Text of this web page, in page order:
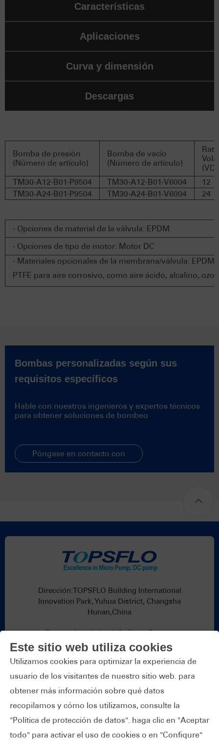
Características
Aplicaciones
Curva y dimensión
Descargas
Bomba de presión
(Número de artículo)
Bomba de vacío
(Número de artículo)
TM30-A12-B01-P9504
TM30-A12-B01-V6004
12
TM30-A24-B01-P9504
TM30-A24-B01-V6004 24
- Opciones de material de la válvula: EPDM
- Opciones de tipo de motor: Motor DC
- Materiales opcionales de la membrana/válvula: EPDM
PTFE para aire corrosivo, como aire ácido, alcalino,
Bombas personalizadas según sus
requisitos específicos
Hable con nuestros ingenieros y expertos técnicos
para obtener soluciones de bombeo
Póngase en contacto con
Dirección:TOPSFLO Building International
Innovation Park, Yuhua District, Changsha
Hunan,China
Correo electrónico:info@topsflo.com
Teléfono: +86-731-82739266
Whatsapp: +86 19376691419
Derechos de autor © TOPS Industry & Technology
Co.,Ltd.
Este sitio web utiliza cookies
Utilizamos cookies para optimizar la experiencia de
usuario de los visitantes de nuestro sitio web. para
obtener más información sobre qué datos
recopilamos y cómo los utilizamos, consulte la
"Política de protección de datos". haga clic en "Aceptar
todo" para activar el uso de cookies o en "Confiqure"